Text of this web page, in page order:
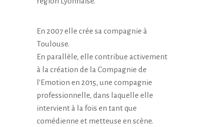
En 2007 elle crée sa compagnie à
Toulouse.
En parallèle, elle contribue activement
à la création de la Compagnie de
l’Emotion en 2015, une compagnie
professionnelle, dans laquelle elle
intervient à la fois en tant que
comédienne et metteuse en scène.